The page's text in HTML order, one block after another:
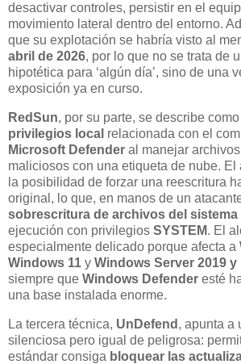
desactivar controles, persistir en el
movimiento lateral dentro del entorno.
que su explotación se habría visto al
abril de 2026, por lo que no se trata de
hipotética para ‘algún día’, sino de una
exposición ya en curso.
RedSun, por su parte, se describe
privilegios local relacionada con el
Microsoft Defender al manejar
maliciosos con una etiqueta de nube. El
la posibilidad de forzar una reescritura
original, lo que, en manos de un
sobrescritura de archivos del sistema
ejecución con privilegios SYSTEM. El
especialmente delicado porque afecta a
Windows 11 y Windows Server 2019
siempre que Windows Defender esté
una base instalada enorme.
La tercera técnica, UnDefend , apunta a
silenciosa pero igual de peligrosa:
estándar consiga bloquear las